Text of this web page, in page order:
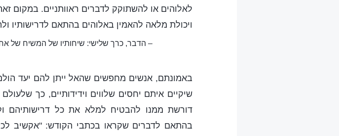
לאלוהים או להשתוקק לדברים ראוותניים. במקום
ויכולת מלאה להאמין באלוהים בהתאם לדרישותיו
– הדבר, כרך שלישי: שיחותיו של המשיח של
באמונתם, אנשים מחפשים שהאל ייתן להם יעד
שיקיים איתם יחסים שלווים וידידותיים, כך
דורשת ממנו להבטיח למלא את כל
בהתאם לדברים שקראו בכתבי הקודש: "אקשיב